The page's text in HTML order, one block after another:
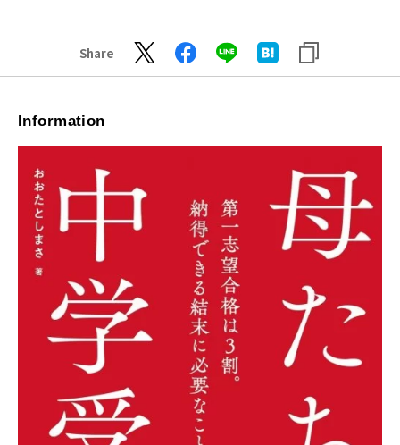
Share
Information